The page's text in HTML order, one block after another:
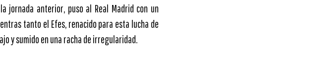
jornada anterior, puso al Real Madrid con un
tanto el Efes, renacido para esta lucha de
y sumido en una racha de irregularidad.